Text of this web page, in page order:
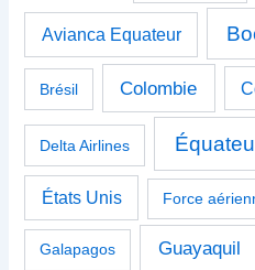
Avianca Equateur
Brésil Colombie
Delta Airlines
États Unis Force
Galapagos Guayaquil